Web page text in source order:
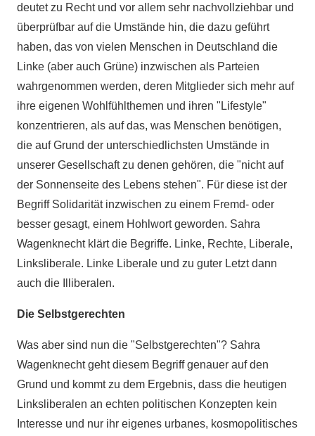
deutet zu Recht und vor allem sehr nachvollziehbar und
überprüfbar auf die Umstände hin, die dazu geführt
haben, das von vielen Menschen in Deutschland die
Linke (aber auch Grüne) inzwischen als Parteien
wahrgenommen werden, deren Mitglieder sich mehr auf
ihre eigenen Wohlfühlthemen und ihren "Lifestyle"
konzentrieren, als auf das, was Menschen benötigen,
die auf Grund der unterschiedlichsten Umstände in
unserer Gesellschaft zu denen gehören, die "nicht auf
der Sonnenseite des Lebens stehen". Für diese ist der
Begriff Solidarität inzwischen zu einem Fremd- oder
besser gesagt, einem Hohlwort geworden. Sahra
Wagenknecht klärt die Begriffe. Linke, Rechte, Liberale,
Linksliberale. Linke Liberale und zu guter Letzt dann
auch die Illiberalen.
Die Selbstgerechten
Was aber sind nun die "Selbstgerechten"? Sahra
Wagenknecht geht diesem Begriff genauer auf den
Grund und kommt zu dem Ergebnis, dass die heutigen
Linksliberalen an echten politischen Konzepten kein
Interesse und nur ihr eigenes urbanes, kosmopolitisches